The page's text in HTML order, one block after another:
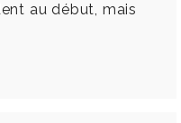
au début, mais